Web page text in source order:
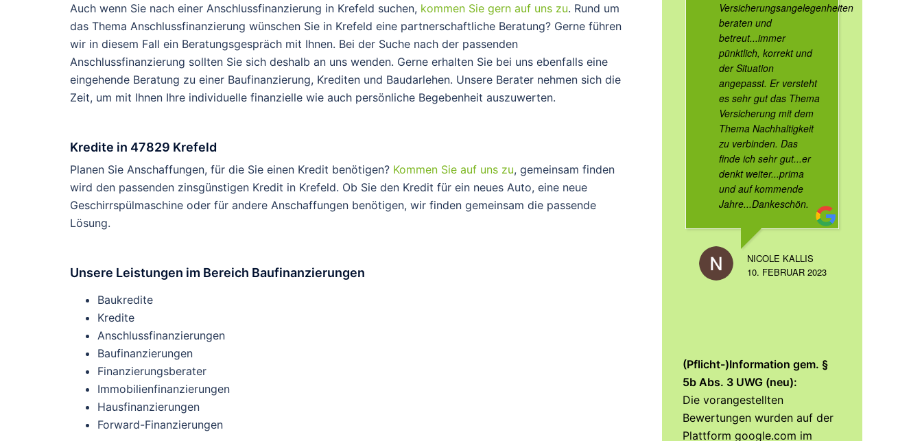
Auch wenn Sie nach einer Anschlussfinanzierung in Krefeld suchen, kommen Sie gern auf uns zu. Rund um
das Thema Anschlussfinanzierung wünschen Sie in Krefeld eine partnerschaftliche Beratung? Gerne führen
wir in diesem Fall ein Beratungsgespräch mit Ihnen. Bei der Suche nach der passenden
Anschlussfinanzierung sollten Sie sich deshalb an uns wenden. Gerne erhalten Sie bei uns ebenfalls eine
eingehende Beratung zu einer Baufinanzierung, Krediten und Baudarlehen. Unsere Berater nehmen sich die
Zeit, um mit Ihnen Ihre individuelle finanzielle wie auch persönliche Begebenheit auszuwerten.
Kredite in 47829 Krefeld
Planen Sie Anschaffungen, für die Sie einen Kredit benötigen? Kommen Sie auf uns zu, gemeinsam finden
wird den passenden zinsgünstigen Kredit in Krefeld. Ob Sie den Kredit für ein neues Auto, eine neue
Geschirrspülmaschine oder für andere Anschaffungen benötigen, wir finden gemeinsam die passende
Lösung.
Unsere Leistungen im Bereich Baufinanzierungen
Baukredite
Kredite
Anschlussfinanzierungen
Baufinanzierungen
Finanzierungsberater
Immobilienfinanzierungen
Hausfinanzierungen
Forward-Finanzierungen
Versicherungsangelegenheiten
beraten und
betreut...immer
pünktlich, korrekt und
der Situation
angepasst. Er versteht
es sehr gut das Thema
Versicherung mit dem
Thema Nachhaltigkeit
zu verbinden. Das
finde ich sehr gut...er
denkt weiter...prima
und auf kommende
Jahre...Dankeschön.
NICOLE KALLIS
10. FEBRUAR 2023
(Pflicht-)Information gem. §
5b Abs. 3 UWG (neu):
Die vorangestellten
Bewertungen wurden auf der
Plattform google.com im